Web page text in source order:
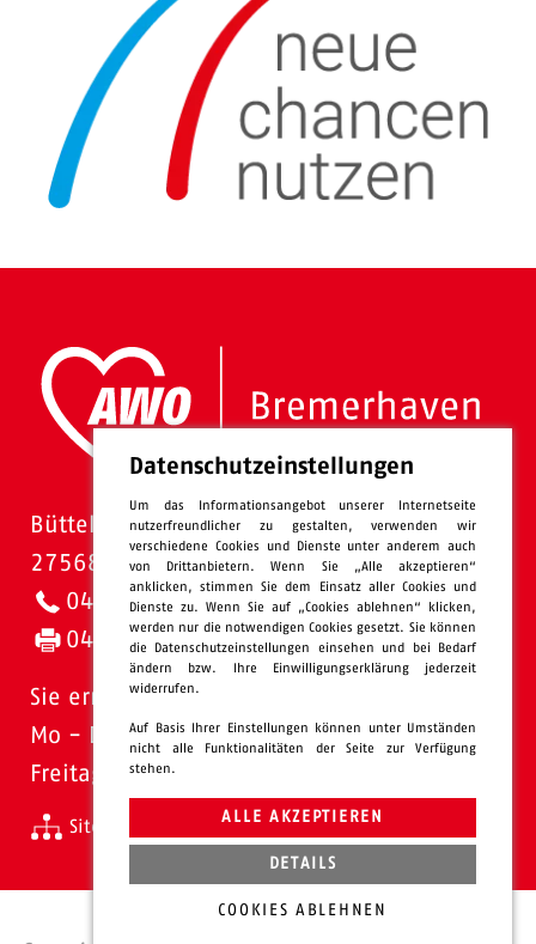
Bütteler Straße 1
27568 Bremerhaven
0471 - 95 47-0
0471 - 95 47-120
Sie erreichen uns:
Mo - Do: 08.00 - 16.00 Uhr
Freitags 08.00 - 13.00 Uhr
Sitemap Impressum Datenschutz
Datenschutzeinstellungen
Um das Informationsangebot unserer Internetseite
nutzerfreundlicher zu gestalten, verwenden wir
verschiedene Cookies und Dienste unter anderem auch
von Drittanbietern. Wenn Sie „Alle akzeptieren“
anklicken, stimmen Sie dem Einsatz aller Cookies und
Dienste zu. Wenn Sie auf „Cookies ablehnen“ klicken,
werden nur die notwendigen Cookies gesetzt. Sie können
die Datenschutzeinstellungen einsehen und bei Bedarf
ändern bzw. Ihre Einwilligungserklärung jederzeit
widerrufen.
Auf Basis Ihrer Einstellungen können unter Umständen
nicht alle Funktionalitäten der Seite zur Verfügung
stehen.
ALLE AKZEPTIEREN
DETAILS
COOKIES ABLEHNEN